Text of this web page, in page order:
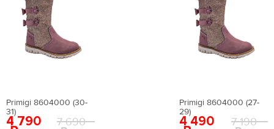
NEW
Primigi 8604000 (30-
31)
4 790 7 690
NEW
Primigi 8604000 (27-
29)
4 490 7 190